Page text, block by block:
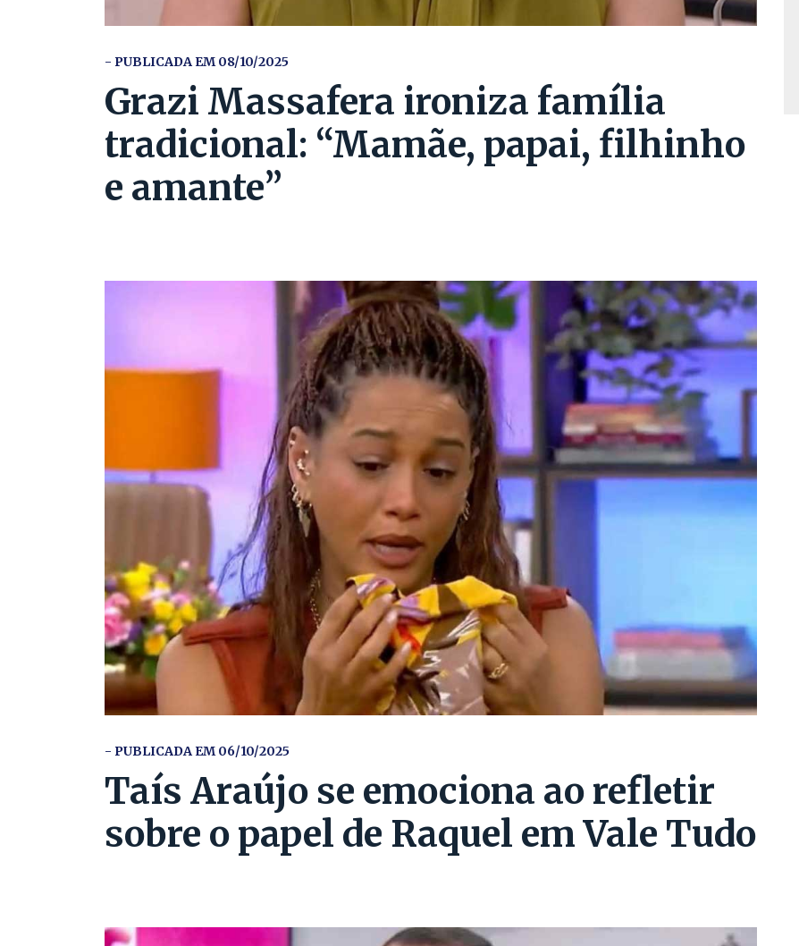
- PUBLICADA EM 08/10/2025
Grazi Massafera ironiza família
tradicional: “Mamãe, papai, filhinho
e amante”
- PUBLICADA EM 06/10/2025
Taís Araújo se emociona ao refletir
sobre o papel de Raquel em Vale Tudo